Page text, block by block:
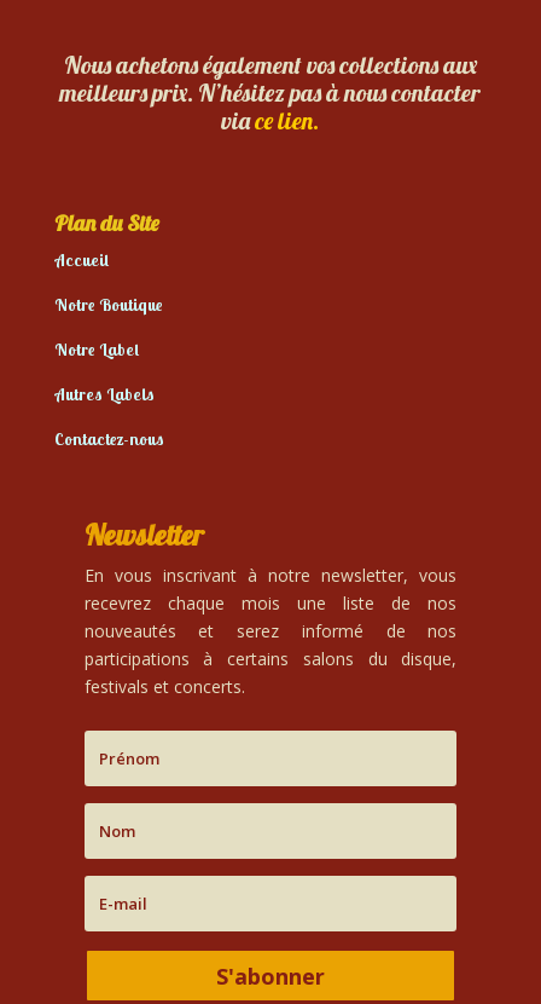
Nous achetons également vos collections aux
meilleurs prix. N’hésitez pas à nous contacter
viace lien.
Plan du Site
Accueil
Notre Boutique
Notre Label
Autres Labels
Contactez-nous
Newsletter
En vous inscrivant à notre newsletter, vous
recevrez chaque mois une liste de nos
nouveautés et serez informé de nos
participations à certains salons du disque,
festivals et concerts.
S'abonner